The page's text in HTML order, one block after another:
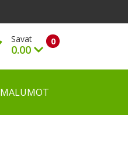
0
Savat
0.00
MALUMOT